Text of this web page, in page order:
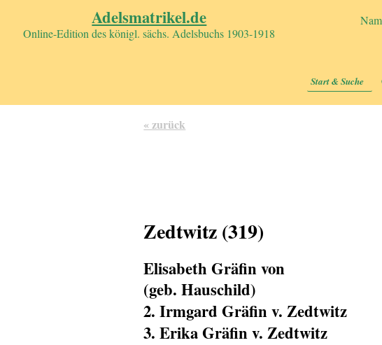
Adelsmatrikel.de
Online-Edition des königl. sächs. Adelsbuchs 1903-1918
Start & Suche
« zurück
Zedtwitz (319)
Elisabeth Gräfin von
(geb. Hauschild)
2. Irmgard Gräfin v. Zedtwitz
3. Erika Gräfin v. Zedtwitz